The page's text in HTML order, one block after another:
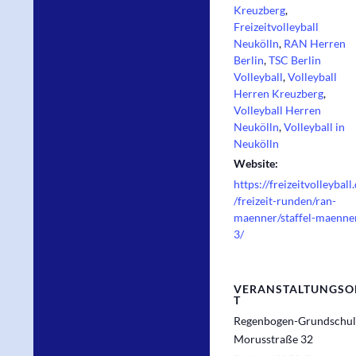
Kreuzberg,
Freizeitvolleyball
Neukölln, RAN Herren
Berlin,TSC Berlin
Volleyball,Volleyball
Herren Kreuzberg,
Volleyball Herren
Neukölln,Volleyball in
Neukölln
Website:
https://
/freizeit-runden/ran-
maenner/staffel-
3/
T
Regenbogen-
Morusstraße 32